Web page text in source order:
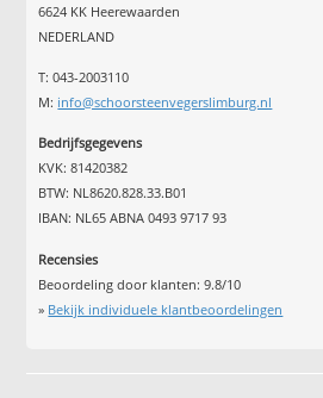
6624 KK Heerewaarden
NEDERLAND
T: 043-2003110
M: info@schoorsteenvegerslimburg.nl
Bedrijfsgegevens
KVK: 81420382
BTW: NL8620.828.33.B01
IBAN: NL65 ABNA 0493 9717 93
Recensies
Beoordeling door klanten:9.8/10
» Bekijk individuele klantbeoordelingen